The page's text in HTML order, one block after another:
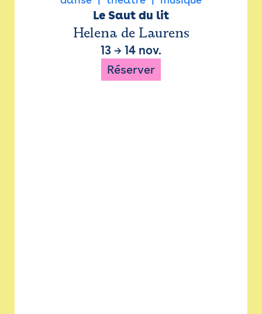
Le Saut du lit
Helena de Laurens
13 → 14 nov.
Réserver